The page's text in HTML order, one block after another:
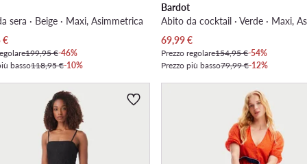
sera · Beige · Maxi, Asimmetrica
€
199,95 €-46%
basso118,95 €-10%
Bardot
Prezzo attuale
69,99€
Prezzo regolare154,95 €-54%
Prezzo più basso79,99 €-12%